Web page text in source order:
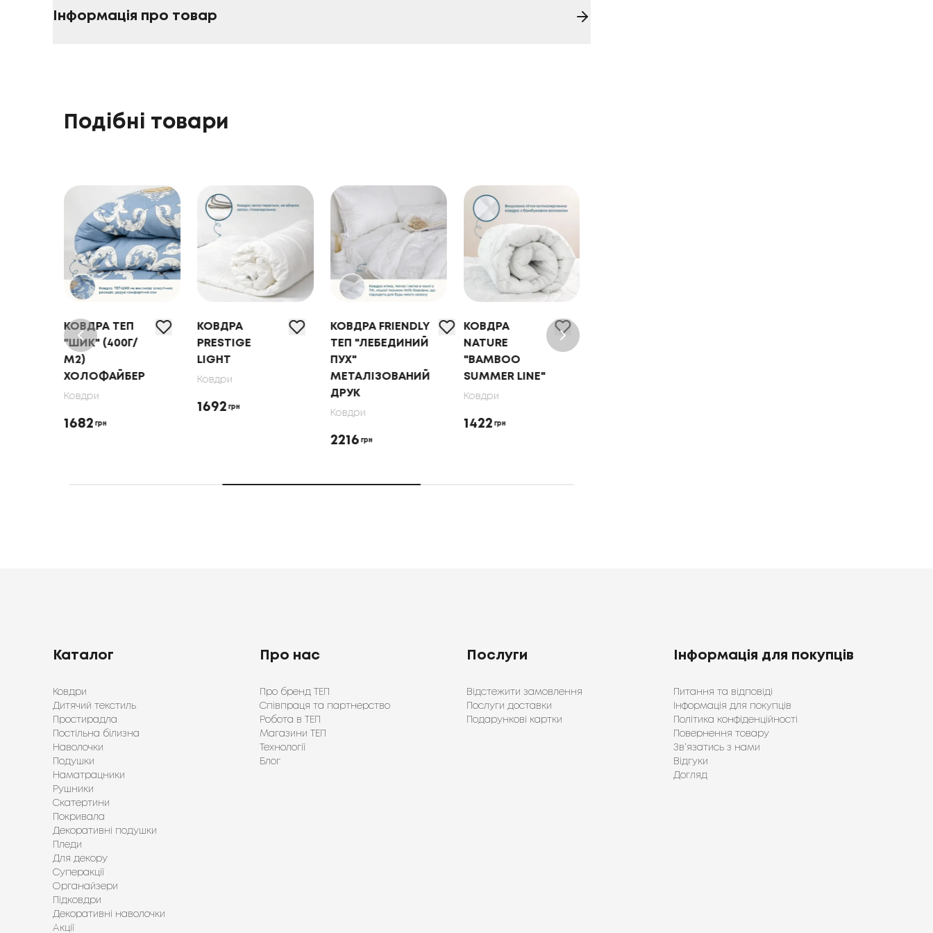
Інформація про товар
Подібні товари
КОВДРА ТЕП
"ШИК" (400Г/
М2)
ХОЛОФАЙБЕР
Ковдри
1682 грн
КОВДРА
PRESTIGE
LIGHT
Ковдри
1692 грн
КОВДРА FRIENDLY
ТЕП "ЛЕБЕДИНИЙ
ПУХ"
МЕТАЛІЗОВАНИЙ
ДРУК
Ковдри
2216 грн
КОВДРА
NATURE
"BAMBOO
SUMMER LINE"
Ковдри
1422 грн
Каталог
Ковдри
Дитячий текстиль
Простирадла
Постільна білизна
Наволочки
Подушки
Наматрацники
Рушники
Скатертини
Покривала
Декоративні подушки
Пледи
Для декору
Суперакції
Органайзери
Підковдри
Декоративні наволочки
Акції
Про нас
Про бренд ТЕП
Співпраця та партнерство
Робота в ТЕП
Магазини ТЕП
Технології
Блог
Послуги
Відстежити замовлення
Послуги доставки
Подарункові картки
Інформація для покупців
Питання та відповіді
Інформація для покупців
Політика конфіденційності
Повернення товару
Зв’язатись з нами
Відгуки
Догляд